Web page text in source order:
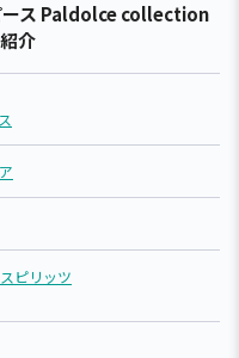
ース Paldolce collection
介
ピリッツ